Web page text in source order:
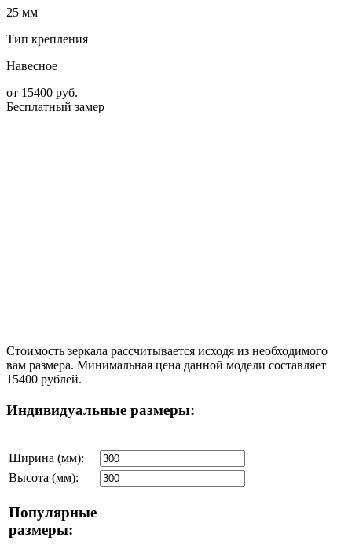
25 мм
Тип крепления
Навесное
от 15400 руб.
Бесплатный замер
Стоимость зеркала рассчитывается исходя из необходимого
вам размера. Минимальная цена данной модели составляет
15400 рублей.
Индивидуальные размеры:
Ширина (мм):
Высота (мм):
Популярные
размеры: